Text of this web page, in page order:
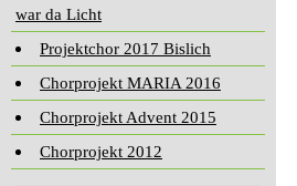
war da Licht
Projektchor 2017 Bislich
Chorprojekt MARIA 2016
Chorprojekt Advent 2015
Chorprojekt 2012